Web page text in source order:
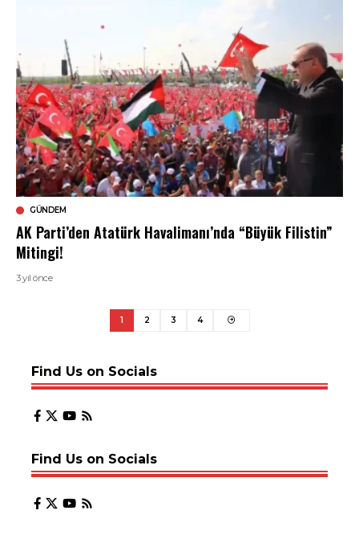
GÜNDEM
AK Parti’den Atatürk Havalimanı’nda “Büyük Filistin”
Mitingi!
3 yıl önce
1 2 3 4
Find Us on Socials
Find Us on Socials